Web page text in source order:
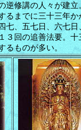
修講の人々が建立
までに三十三年か
七、五七日、六七
３回の追善法要。
るものが多い。